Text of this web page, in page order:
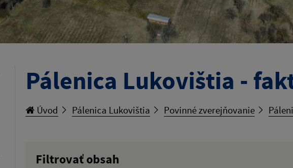
Pálenica Lukovištia -
Úvod Pálenica Lukovištia Povinné zverejňovanie
Filtrovať obsah